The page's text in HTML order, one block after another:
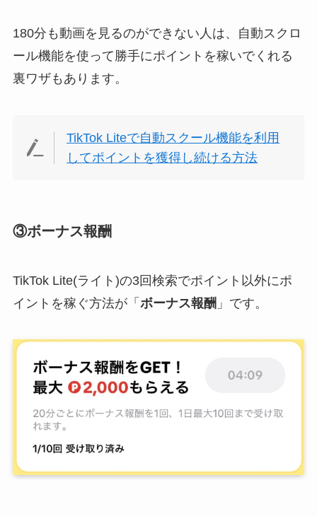
180分も動画を見るのができない人は、自動スクロ
ール機能を使って勝手にポイントを稼いでくれる
裏ワザもあります。
TikTok Liteで自動スクール機能を利用
してポイントを獲得し続ける方法
③ボーナス報酬
TikTok Lite(ライト)の3回検索でポイント以外にポ
イントを稼ぐ方法が「 ボーナス報酬 」です。